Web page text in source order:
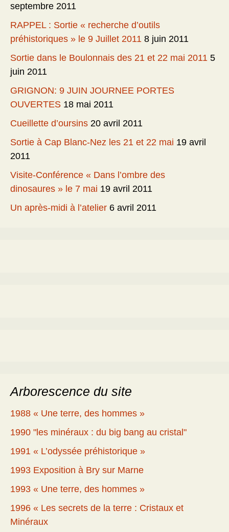
septembre 2011
RAPPEL : Sortie « recherche d’outils
préhistoriques » le 9 Juillet 2011 8 juin 2011
Sortie dans le Boulonnais des 21 et 22 mai 2011 5
juin 2011
GRIGNON: 9 JUIN JOURNEE PORTES
OUVERTES 18 mai 2011
Cueillette d’oursins 20 avril 2011
Sortie à Cap Blanc-Nez les 21 et 22 mai 19 avril
2011
Visite-Conférence « Dans l’ombre des
dinosaures » le 7 mai 19 avril 2011
Un après-midi à l’atelier 6 avril 2011
Arborescence du site
1988 « Une terre, des hommes »
1990 "les minéraux : du big bang au cristal"
1991 « L’odyssée préhistorique »
1993 Exposition à Bry sur Marne
1993 « Une terre, des hommes »
1996 « Les secrets de la terre : Cristaux et
Minéraux